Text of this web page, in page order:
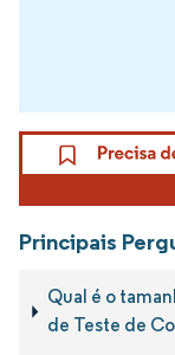
Principais
Qual é o
de Teste de